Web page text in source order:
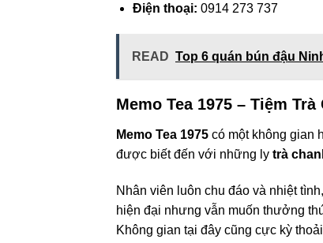
Điện thoại: 0914 273 737
READ Top 6 quán bún đậu
Memo Tea 1975 – Tiệm Trà
Memo Tea 1975 có một không gian
được biết đến với những ly trà
Nhân viên luôn chu đáo và nhiệt
hiện đại nhưng vẫn muốn thưởng
Không gian tại đây cũng cực kỳ